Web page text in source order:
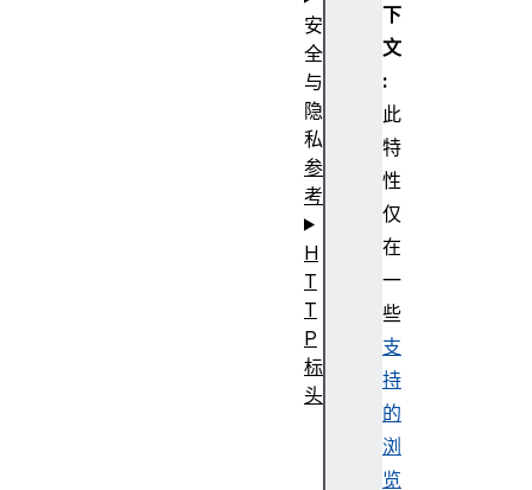
下
文
:
此
特
性
仅
在
一
些
支
持
的
浏
览
安
全
与
隐
私
参
考
H
T
T
P
标
头